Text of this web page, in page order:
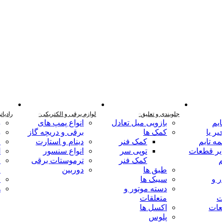
یا
تایم
قطعات
و
جلوبندی و تعلیق
بازویی میل تعادل
کمک ها
کمک فنر
توپی سر
کمک فنر
طبق ها
سیبک ها
دسته موتور و
متعلقات
اکسل ها
پلوس
لوازم برقی و الکتریکی
انواع پمپ های
برقی و دریچه گاز
دینام و استارت
انواع سنسور
ترموستات برقی
دوربین